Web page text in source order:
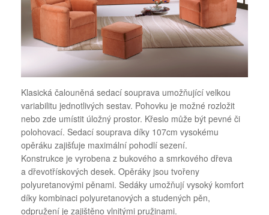
Klasická čalouněná sedací souprava umožňující velkou
variabilitu jednotlivých sestav. Pohovku je možné rozložit
nebo zde umístit úložný prostor. Křeslo může být pevné či
polohovací. Sedací souprava díky 107cm vysokému
opěráku zajišťuje maximální pohodlí sezení.
Konstrukce je vyrobena z bukového a smrkového dřeva
a dřevotřískových desek. Opěráky jsou tvořeny
polyuretanovými pěnami. Sedáky umožňují vysoký komfort
díky kombinaci polyuretanových a studených pěn,
odpružení je zajištěno vlnitými pružinami.